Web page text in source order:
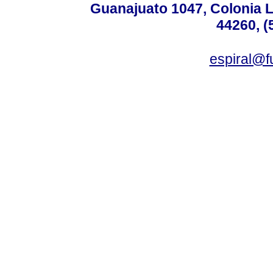
Guanajuato 1047, Colonia
44260,